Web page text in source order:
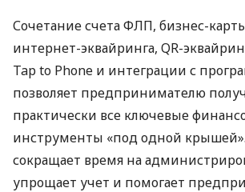
Сочетание счета ФЛП, бизнес-
интернет-эквайринга, QR-
Tap to Phone и интеграции с
позволяет предпринимателю
практически все ключевые
инструменты «под одной
сокращает время на
упрощает учет и помогает